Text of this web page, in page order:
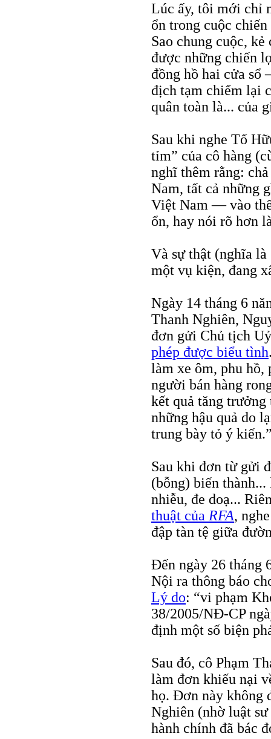
Lúc ấy, tôi mới chỉ
ổn trong cuộc
Sao chung cuộc,
được những chiến
đồng hồ hai cửa sổ
địch tạm chiếm lại
quân toàn là... của
Sau khi nghe Tố
tỉm” của cô hàng
nghĩ thêm rằng:
Nam, tất cả những
Việt Nam — vào
ổn, hay nói rõ hơn
Và sự thật (nghĩa
một vụ kiện, đang
Ngày 14 tháng 6
Thanh Nghiên,
đơn gửi Chủ tịch
phép được biểu tình
làm xe ôm, phu hồ,
người bán hàng
kết quả tăng
những hậu quả do
trung bày tỏ ý
Sau khi đơn từ gửi
(bỗng) biến
nhiễu, đe doạ...
thuật của RFA,
đập tàn tệ giữa
Đến ngày 26 tháng
Nội ra thông báo
Lý do: “vi phạm
38/2005/NĐ-CP
định một số biện
Sau đó, cô Phạm
làm đơn khiếu nại
họ. Đơn này không
Nghiên (nhờ luật
hành chính đã bác